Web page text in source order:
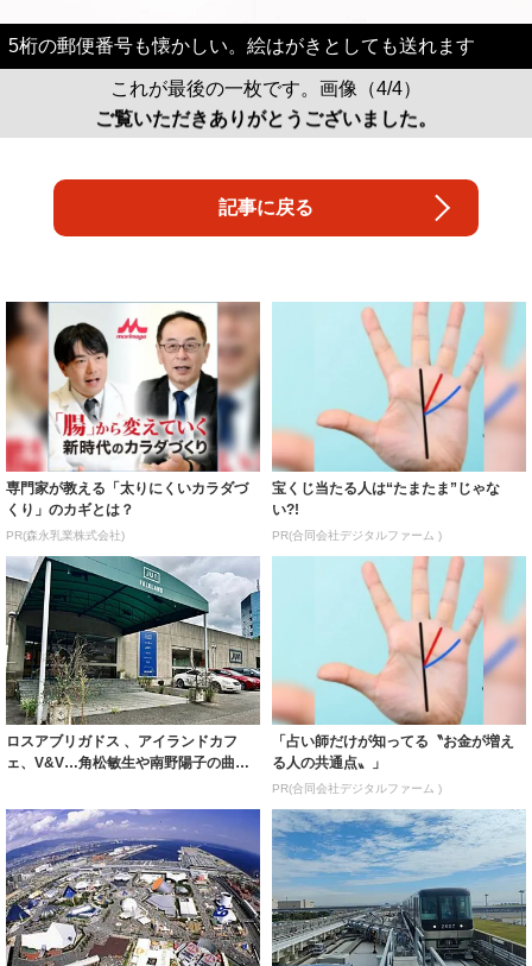
5桁の郵便番号も懐かしい。絵はがきとしても送れます
これが最後の一枚です。画像（4/4）
ご覧いただきありがとうございました。
記事に戻る
専門家が教える「太りにくいカラダづ
くり」のカギとは？
PR(森永乳業株式会社)
宝くじ当たる人は“たまたま”じゃな
い?!
PR(合同会社デジタルファーム )
ロスアブリガドス 、アイランドカフ
ェ、V&V…角松敏生や南野陽子の曲に
「占い師だけが知ってる〝お金が増え
る人の共通点〟」
PR(合同会社デジタルファーム )